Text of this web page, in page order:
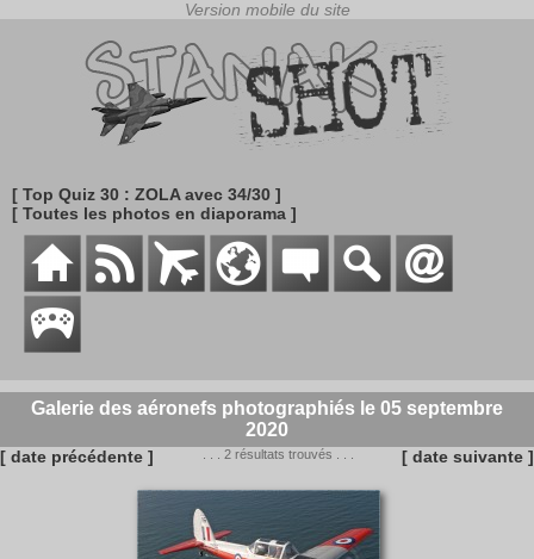
[ Top Quiz 30 : ZOLA avec 34/30 ]
[ Toutes les photos en diaporama ]
Galerie des aéronefs photographiés le 05 septembre
2020
[ date précédente ] . . . 2 résultats trouvés . . . [ date suivante ]